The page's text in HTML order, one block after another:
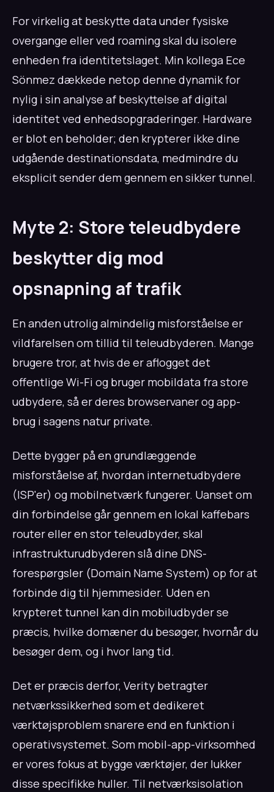
For virkelig at beskytte data under fysiske
overgange eller ved roaming skal du isolere
enheden fra identitetslaget. Min kollega Ece
Sönmez dækkede netop denne dynamik for
nylig i sin analyse af beskyttelse af digital
identitet ved enhedsopgraderinger. Hardware
er blot en beholder; den krypterer ikke dine
udgående destinationsdata, medmindre du
eksplicit sender dem gennem en sikker tunnel.
Myte 2: Store teleudbydere
beskytter dig mod
opsnapning af trafik
En anden utrolig almindelig misforståelse er
vildfarelsen om tillid til teleudbyderen. Mange
brugere tror, at hvis de er aflogget det
offentlige Wi-Fi og bruger mobildata fra store
udbydere, så er deres browservaner og app-
brug i sagens natur private.
Dette bygger på en grundlæggende
misforståelse af, hvordan internetudbydere
(ISP'er) og mobilnetværk fungerer. Uanset om
din forbindelse går gennem en lokal kaffebars
router eller en stor teleudbyder, skal
infrastrukturudbyderen slå dine DNS-
forespørgsler (Domain Name System) op for at
forbinde dig til hjemmesider. Uden en
krypteret tunnel kan din mobiludbyder se
præcis, hvilke domæner du besøger, hvornår du
besøger dem, og i hvor lang tid.
Det er præcis derfor, Verity betragter
netværkssikkerhed som et dedikeret
værktøjsproblem snarere end en funktion i
operativsystemet. Som mobil-app-virksomhed
er vores fokus at bygge værktøjer, der lukker
disse specifikke huller. Til netværksisolation